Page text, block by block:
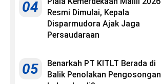
04
Resmi Dimulai, Kepala
Disparmudora Ajak Jaga
Persaudaraan
05
Benarkah PT KITLT Berada di
Balik Penolakan Pengosongan